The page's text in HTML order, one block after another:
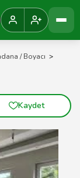
/ Boyacı >
Kaydet